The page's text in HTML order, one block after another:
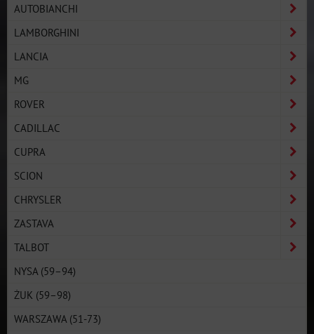
AUTOBIANCHI
LAMBORGHINI
LANCIA
MG
ROVER
CADILLAC
CUPRA
SCION
CHRYSLER
ZASTAVA
TALBOT
NYSA (59–94)
ŻUK (59–98)
WARSZAWA (51-73)